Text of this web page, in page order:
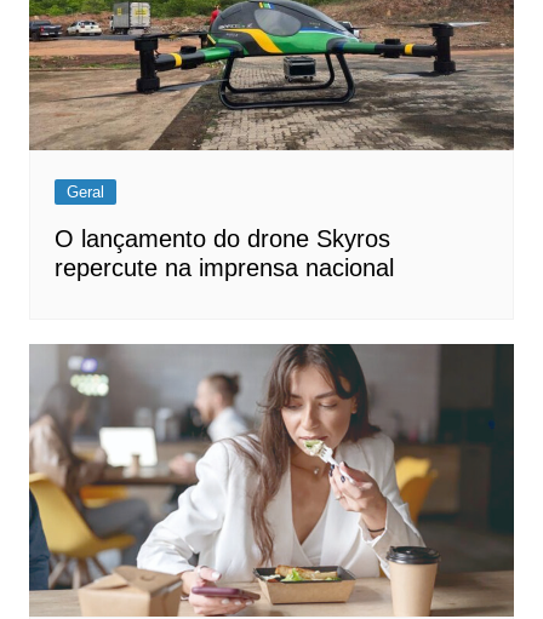
Geral
O lançamento do drone Skyros
repercute na imprensa nacional